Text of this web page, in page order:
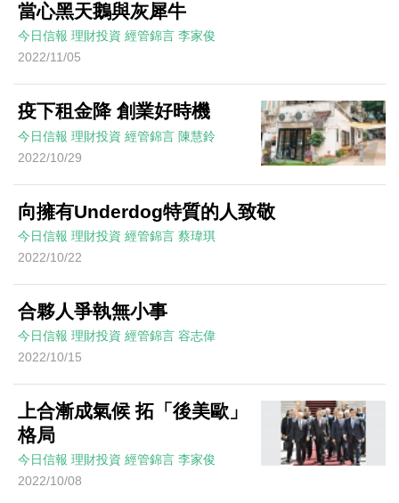
當心黑天鵝與灰犀牛
今日信報 理財投資 經管錦言 李家俊
2022/11/05
疫下租金降 創業好時機
今日信報 理財投資 經管錦言 陳慧鈴
2022/10/29
向擁有Underdog特質的人致敬
今日信報 理財投資 經管錦言 蔡瑋琪
2022/10/22
合夥人爭執無小事
今日信報 理財投資 經管錦言 容志偉
2022/10/15
上合漸成氣候 拓「後美歐」
格局
今日信報 理財投資 經管錦言 李家俊
2022/10/08